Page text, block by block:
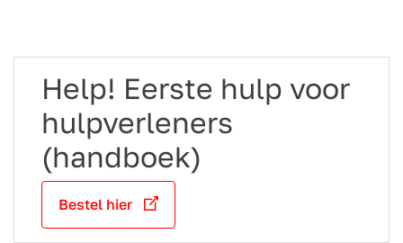
Help! Eerste hulp voor
hulpverleners
(handboek)
Bestel hier